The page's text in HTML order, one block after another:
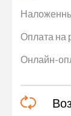
Оплата на
Онлайн-